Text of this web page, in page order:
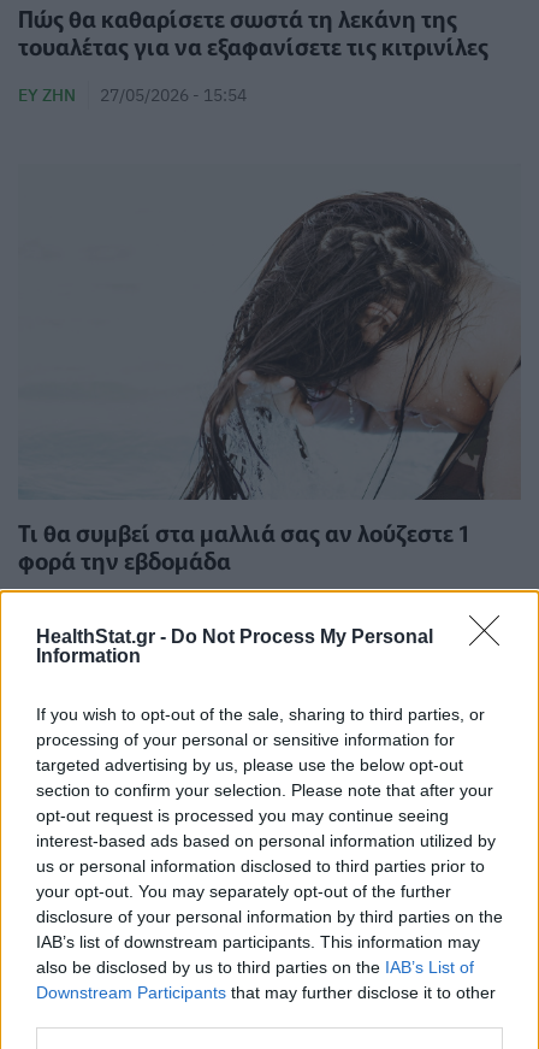
HealthStat.gr - Do Not Process My Personal
Information
If you wish to opt-out of the sale, sharing to third parties, or
processing of your personal or sensitive information for
targeted advertising by us, please use the below opt-out
section to confirm your selection. Please note that after your
opt-out request is processed you may continue seeing
interest-based ads based on personal information utilized by
us or personal information disclosed to third parties prior to
your opt-out. You may separately opt-out of the further
disclosure of your personal information by third parties on the
IAB’s list of downstream participants. This information may
also be disclosed by us to third parties on the IAB’s List of
Downstream Participants that may further disclose it to other
Πώς θα καθαρίσετε σωστά τη λεκάνη της
τουαλέτας για να εξαφανίσετε τις κιτρινίλες
ΕΥ ΖΗΝ 27/05/2026 - 15:54
Τι θα συμβεί στα μαλλιά σας αν λούζεστε 1
φορά την εβδομάδα